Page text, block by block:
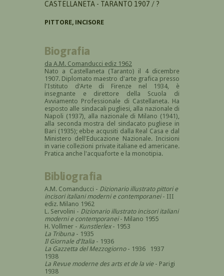
CASTELLANETA - TARANTO 1907 / ?
PITTORE, INCISORE
Biografia
da A.M. Comanducci ediz 1962
Nato a Castellaneta (Taranto) il 4 dicembre
1907. Diplomato maestro d'arte grafica presso
l'Istituto d'Arte di Firenze nel 1934, è
insegnante e direttore della Scuola di
Avviamento Professionale di Castellaneta. Ha
esposto alle sindacali pugliesi, alla nazionale di
Napoli (1937), alla nazionale di Milano (1941),
alla seconda mostra del sindacato pugliese in
Bari (1935); ebbe acqusiti dalla Real Casa e dal
Ministero dell'Educazione Nazionale. Incisioni
in varie collezioni private italiane ed americane.
Pratica anche l'acquaforte e la monotipia.
Bibliografia
A.M. Comanducci - Dizionario illustrato pittori e
incisori italiani moderni e contemporanei- III
ediz. Milano 1962
L. Servolini - Dizionario illustrato incisori italiani
moderni e contemporanei- Milano 1955
H. Vollmer - Kunstlerlex- 1953
La Tribuna - 1935
Il Giornale d'Italia - 1936
La Gazzetta del Mezzogiorno- 1936 1937
1938
La Revue moderne des arts et de la vie - Parigi
1938